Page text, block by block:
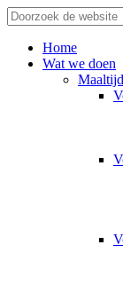
Home
Wat we doen